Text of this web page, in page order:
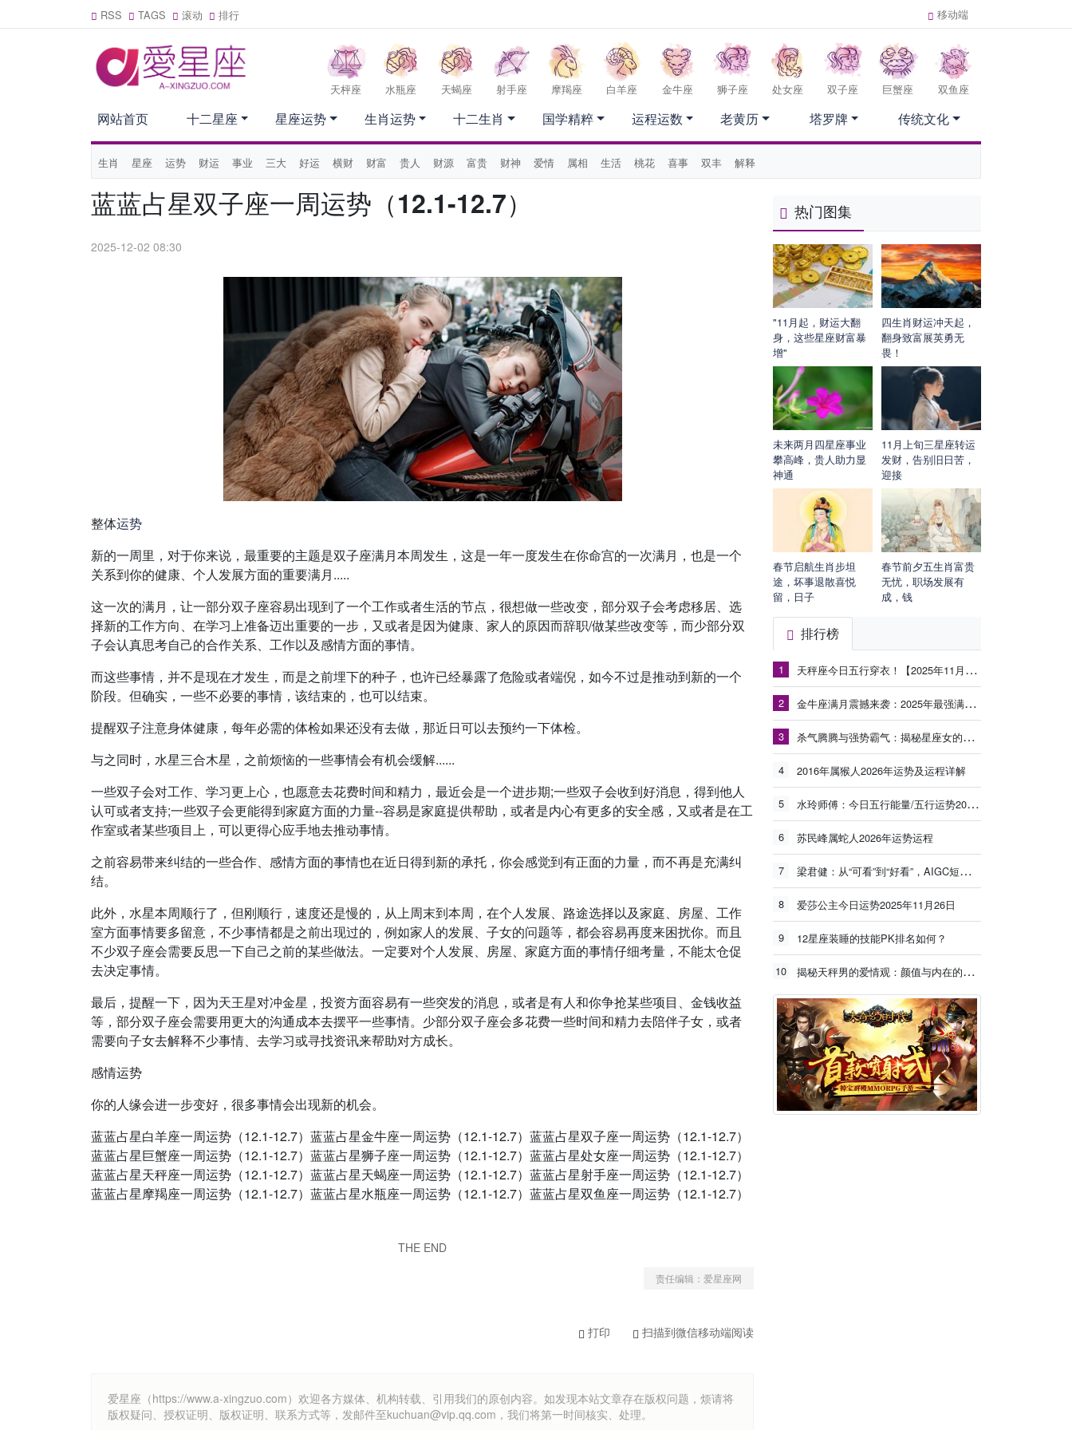
RSS TAGS 滚动 排行 移动端
天枰座 水瓶座 天蝎座 射手座 摩羯座 白羊座 金牛座 狮子座 处女座 双子座 巨蟹座 双鱼座
网站首页
生肖 星座 运势 财运 事业 三大 好运 横财 财富 贵人 财源 富贵 财神 爱情 属相 生活 桃花 喜事 双丰 解释
十二星座 星座运势 生肖运势 十二生肖 国学精粹 运程运数 老黄历 塔罗牌 传统文化
蓝蓝占星双子座一周运势（12.1-12.7）
2025-12-02 08:30
整体运势
新的一周里，对于你来说，最重要的主题是双子座满月本周发生，这是一年一度发生在你命宫的一次满月，也是一个
关系到你的健康、个人发展方面的重要满月.....
这一次的满月，让一部分双子座容易出现到了一个工作或者生活的节点，很想做一些改变，部分双子会考虑移居、选
择新的工作方向、在学习上准备迈出重要的一步，又或者是因为健康、家人的原因而辞职/做某些改变等，而少部分双
子会认真思考自己的合作关系、工作以及感情方面的事情。
而这些事情，并不是现在才发生，而是之前埋下的种子，也许已经暴露了危险或者端倪，如今不过是推动到新的一个
阶段。但确实，一些不必要的事情，该结束的，也可以结束。
提醒双子注意身体健康，每年必需的体检如果还没有去做，那近日可以去预约一下体检。
与之同时，水星三合木星，之前烦恼的一些事情会有机会缓解......
一些双子会对工作、学习更上心，也愿意去花费时间和精力，最近会是一个进步期;一些双子会收到好消息，得到他人
认可或者支持;一些双子会更能得到家庭方面的力量--容易是家庭提供帮助，或者是内心有更多的安全感，又或者是在工
作室或者某些项目上，可以更得心应手地去推动事情。
之前容易带来纠结的一些合作、感情方面的事情也在近日得到新的承托，你会感觉到有正面的力量，而不再是充满纠
结。
此外，水星本周顺行了，但刚顺行，速度还是慢的，从上周末到本周，在个人发展、路途选择以及家庭、房屋、工作
室方面事情要多留意，不少事情都是之前出现过的，例如家人的发展、子女的问题等，都会容易再度来困扰你。而且
不少双子座会需要反思一下自己之前的某些做法。一定要对个人发展、房屋、家庭方面的事情仔细考量，不能太仓促
去决定事情。
最后，提醒一下，因为天王星对冲金星，投资方面容易有一些突发的消息，或者是有人和你争抢某些项目、金钱收益
等，部分双子座会需要用更大的沟通成本去摆平一些事情。少部分双子座会多花费一些时间和精力去陪伴子女，或者
需要向子女去解释不少事情、去学习或寻找资讯来帮助对方成长。
感情运势
你的人缘会进一步变好，很多事情会出现新的机会。
蓝蓝占星白羊座一周运势（12.1-12.7）蓝蓝占星金牛座一周运势（12.1-12.7）蓝蓝占星双子座一周运势（12.1-12.7）
蓝蓝占星巨蟹座一周运势（12.1-12.7）蓝蓝占星狮子座一周运势（12.1-12.7）蓝蓝占星处女座一周运势（12.1-12.7）
蓝蓝占星天秤座一周运势（12.1-12.7）蓝蓝占星天蝎座一周运势（12.1-12.7）蓝蓝占星射手座一周运势（12.1-12.7）
蓝蓝占星摩羯座一周运势（12.1-12.7）蓝蓝占星水瓶座一周运势（12.1-12.7）蓝蓝占星双鱼座一周运势（12.1-12.7）
THE END
责任编辑：爱星座网
打印 扫描到微信移动端阅读
爱星座（https://www.a-xingzuo.com）欢迎各方媒体、机构转载、引用我们的原创内容。如发现本站文章存在版权问题，烦请将
版权疑问、授权证明、版权证明、联系方式等，发邮件至kuchuan@vip.qq.com，我们将第一时间核实、处理。
热门图集
"11月起，财运大翻
身，这些星座财富暴
增"
四生肖财运冲天起，
翻身致富展英勇无
畏！
未来两月四星座事业
攀高峰，贵人助力显
神通
11月上旬三星座转运
发财，告别旧日苦，
迎接
春节启航生肖步坦
途，坏事退散喜悦
留，日子
春节前夕五生肖富贵
无忧，职场发展有
成，钱
排行榜
1 天秤座今日五行穿衣！【2025年11月3日】
2 金牛座满月震撼来袭：2025年最强满月能量冲击旧有模式，新的丰盛正在生长！
3 杀气腾腾与强势霸气：揭秘星座女的独特魅力
4 2016年属猴人2026年运势及运程详解
5 水玲师傅：今日五行能量/五行运势2025年11月17日
6 苏民峰属蛇人2026年运势运程
7 梁君健：从“可看”到“好看”，AIGC短剧要努力
8 爱莎公主今日运势2025年11月26日
9 12星座装睡的技能PK排名如何？
10 揭秘天秤男的爱情观：颜值与内在的完美平衡